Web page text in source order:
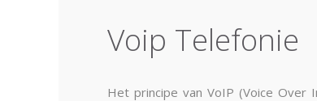
Voip Telefonie
Het principe van VoIP (Voice